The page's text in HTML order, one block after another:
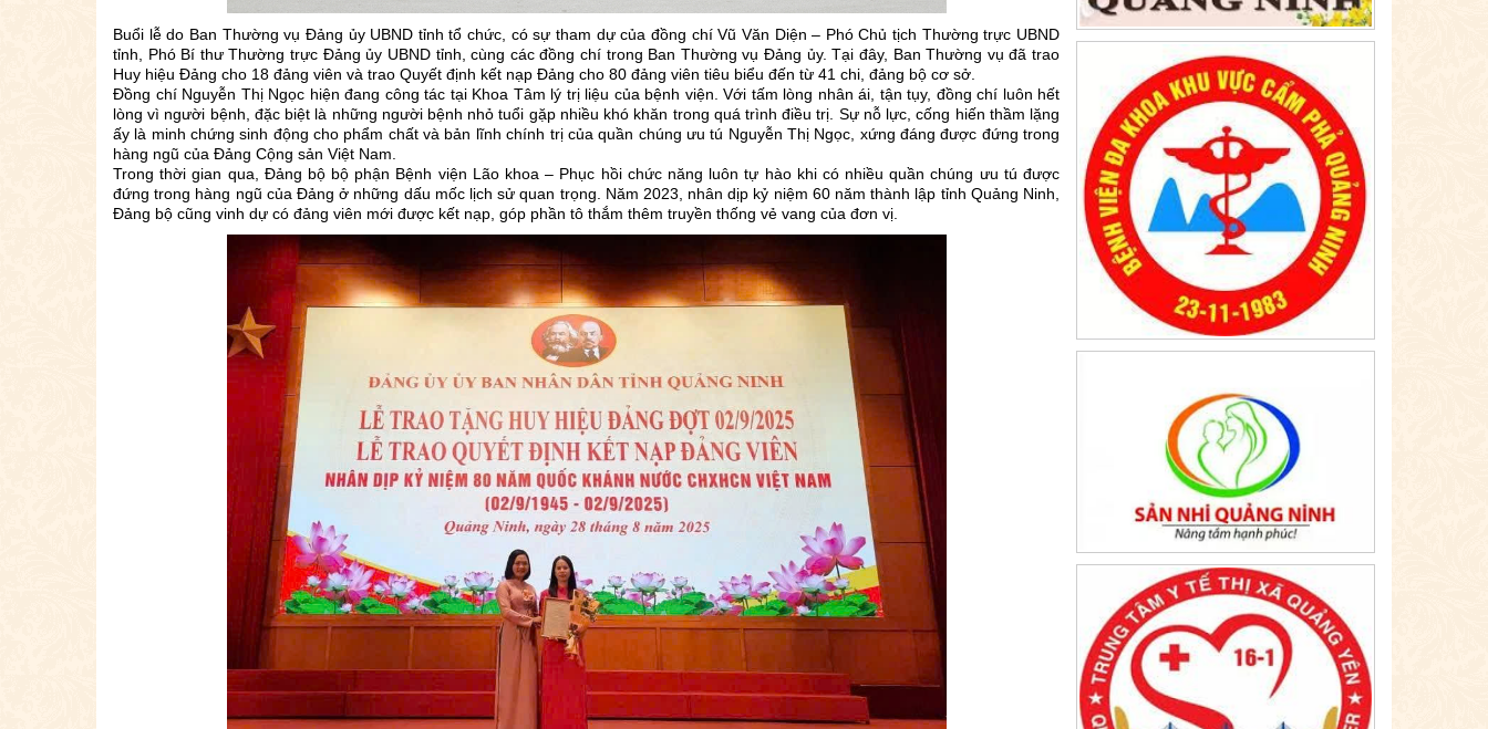
Buổi lễ do Ban Thường vụ Đảng ủy UBND tỉnh tổ chức, có sự tham dự của đồng chí Vũ Văn Diện – Phó Chủ tịch Thường trực UBND
tỉnh, Phó Bí thư Thường trực Đảng ủy UBND tỉnh, cùng các đồng chí trong Ban Thường vụ Đảng ủy. Tại đây, Ban Thường vụ đã trao
Huy hiệu Đảng cho 18 đảng viên và trao Quyết định kết nạp Đảng cho 80 đảng viên tiêu biểu đến từ 41 chi, đảng bộ cơ sở.
Đồng chí Nguyễn Thị Ngọc hiện đang công tác tại Khoa Tâm lý trị liệu của bệnh viện. Với tấm lòng nhân ái, tận tụy, đồng chí luôn hết
lòng vì người bệnh, đặc biệt là những người bệnh nhỏ tuổi gặp nhiều khó khăn trong quá trình điều trị. Sự nỗ lực, cống hiến thầm lặng
ấy là minh chứng sinh động cho phẩm chất và bản lĩnh chính trị của quần chúng ưu tú Nguyễn Thị Ngọc, xứng đáng được đứng trong
hàng ngũ của Đảng Cộng sản Việt Nam.
Trong thời gian qua, Đảng bộ bộ phận Bệnh viện Lão khoa – Phục hồi chức năng luôn tự hào khi có nhiều quần chúng ưu tú được
đứng trong hàng ngũ của Đảng ở những dấu mốc lịch sử quan trọng. Năm 2023, nhân dịp kỷ niệm 60 năm thành lập tỉnh Quảng Ninh,
Đảng bộ cũng vinh dự có đảng viên mới được kết nạp, góp phần tô thắm thêm truyền thống vẻ vang của đơn vị.